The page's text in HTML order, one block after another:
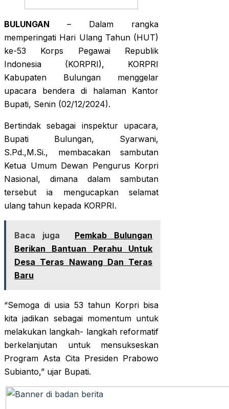
BULUNGAN– Dalam rangka
memperingati Hari Ulang Tahun (HUT)
ke-53 Korps Pegawai Republik
Indonesia (KORPRI), KORPRI
Kabupaten Bulungan menggelar
upacara bendera di halaman Kantor
Bupati, Senin (02/12/2024).
Bertindak sebagai inspektur upacara,
Bupati Bulungan, Syarwani,
S.Pd.,M.Si., membacakan sambutan
Ketua Umum Dewan Pengurus Korpri
Nasional, dimana dalam sambutan
tersebut ia mengucapkan selamat
ulang tahun kepada KORPRI.
Baca juga
Pemkab Bulungan
Berikan Bantuan Perahu Untuk
Desa Teras Nawang Dan Teras
Baru
“Semoga di usia 53 tahun Korpri bisa
kita jadikan sebagai momentum untuk
melakukan langkah- langkah reformatif
berkelanjutan untuk mensukseskan
Program Asta Cita Presiden Prabowo
Subianto,” ujar Bupati.